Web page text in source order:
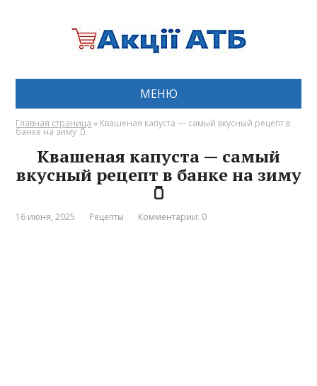
МЕНЮ
Главная страница » Квашеная капуста — самый вкусный рецепт в
банке на зиму 🫙
Квашеная капуста — самый
вкусный рецепт в банке на зиму
🫙
16 июня, 2025 Рецепты Комментарии: 0